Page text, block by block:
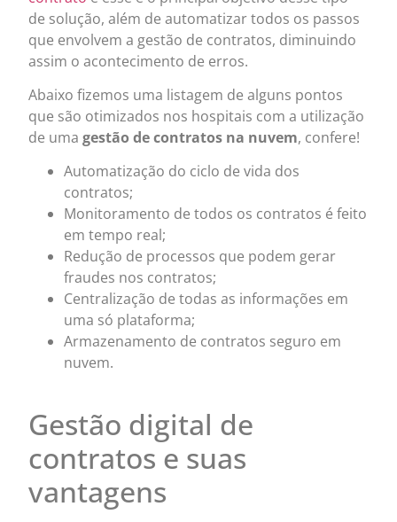
de solução, além de automatizar todos os passos
que envolvem a gestão de contratos, diminuindo
assim o acontecimento de erros.
Abaixo fizemos uma listagem de alguns pontos
que são otimizados nos hospitais com a utilização
de umagestão de contratos na nuvem, confere!
Automatização do ciclo de vida dos
contratos;
Monitoramento de todos os contratos é feito
em tempo real;
Redução de processos que podem gerar
fraudes nos contratos;
Centralização de todas as informações em
uma só plataforma;
Armazenamento de contratos seguro em
nuvem.
Gestão digital de
contratos e suas
vantagens